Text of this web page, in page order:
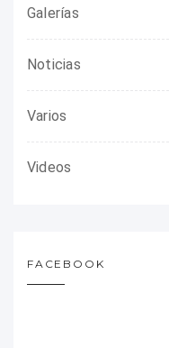
Galerías
Noticias
Varios
Videos
FACEBOOK